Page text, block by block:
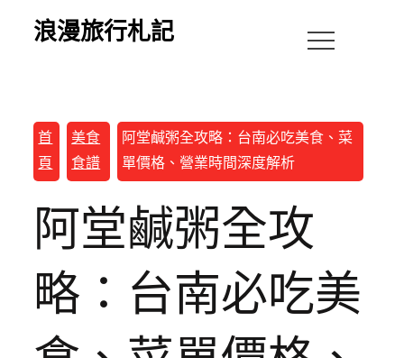
浪漫旅行札記
首
頁
美食
食譜
阿堂鹹粥全攻略：台南必吃美食、菜
單價格、營業時間深度解析
阿堂鹹粥全攻
略：台南必吃美